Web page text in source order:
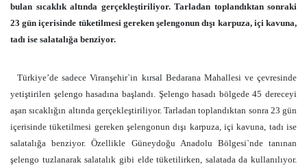
bulan sıcaklık altında gerçekleştiriliyor. Tarladan toplandıktan sonraki
23 gün içerisinde tüketilmesi gereken şelengonun dışı karpuza, içi kavuna,
tadı ise salatalığa benziyor.
Türkiye’de sadece Viranşehir`in kırsal Bedarana Mahallesi ve çevresinde
yetiştirilen şelengo hasadına başlandı. Şelengo hasadı bölgede 45 dereceyi
aşan sıcaklığın altında gerçekleştiriliyor. Tarladan toplandıktan sonra 23 gün
içerisinde tüketilmesi gereken şelengonun dışı karpuza, içi kavuna, tadı ise
salatalığa benziyor. Özellikle Güneydoğu Anadolu Bölgesi`nde tanınan
şelengo tuzlanarak salatalık gibi elde tüketilirken, salatada da kullanılıyor.